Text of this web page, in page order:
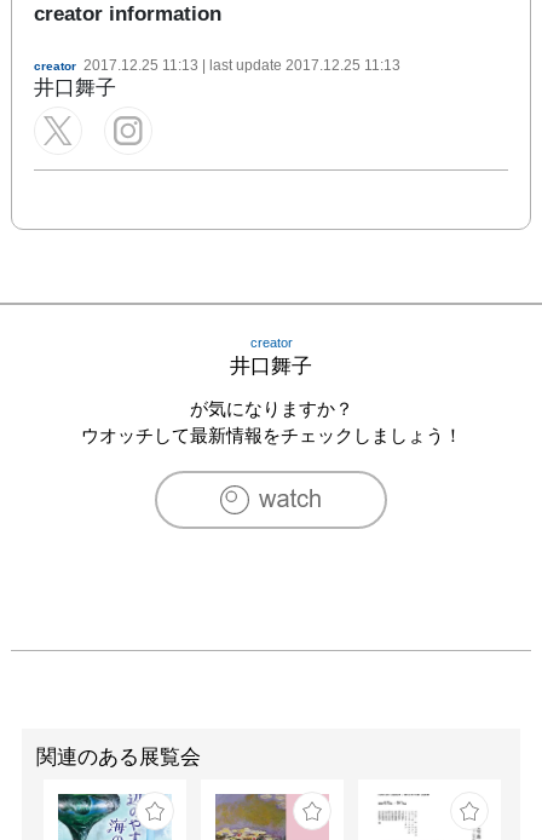
creator information
creator 2017.12.25 11:13 | last update 2017.12.25 11:13
井口舞子
creator
井口舞子
が気になりますか？
ウオッチして最新情報をチェックしましょう！
関連のある展覧会